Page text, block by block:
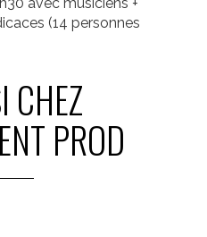
(14 personnes
CHEZ
PROD